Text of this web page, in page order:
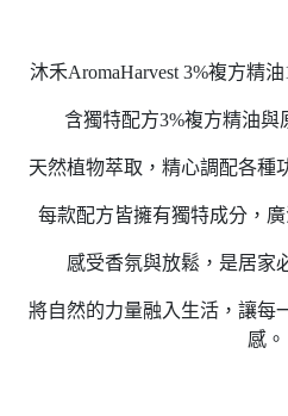
沐禾AromaHarvest 3%複方精
含獨特配方3%複方精油與
天然植物萃取，精心調配各種
每款配方皆擁有獨特成分，
感受香氛與放鬆，是居家
將自然的力量融入生活，讓每
感。